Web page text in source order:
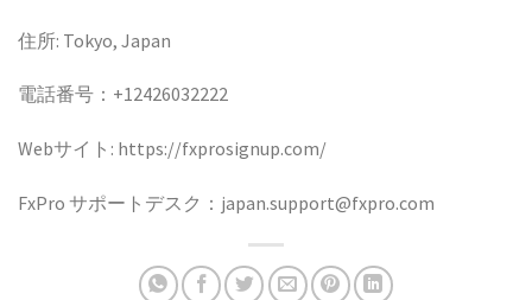
住所: Tokyo, Japan
電話番号：+12426032222
Webサイト: https://fxprosignup.com/
FxPro サポートデスク：japan.support@fxpro.com